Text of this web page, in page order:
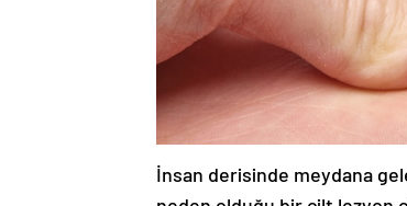
İnsan derisinde meydana